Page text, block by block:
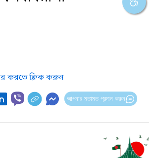
করতে ক্লিক করুন
আপনার মতামত প্রদান করুন